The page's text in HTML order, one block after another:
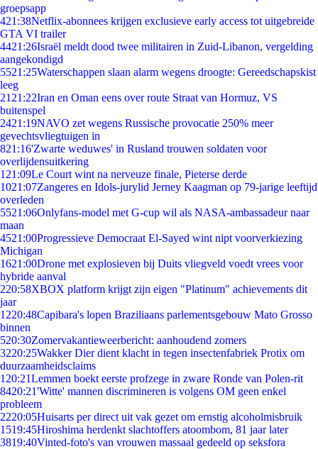
groepsapp
421:38Netflix-abonnees krijgen exclusieve early access tot uitgebreide
GTA VI trailer
4421:26Israël meldt dood twee militairen in Zuid-Libanon, vergelding
aangekondigd
5521:25Waterschappen slaan alarm wegens droogte: Gereedschapskist
leeg
21 21:22Iran en Oman eens over route Straat van Hormuz, VS
buitenspel
2421:19NAVO zet wegens Russische provocatie 250% meer
gevechtsvliegtuigen in
821:16'Zwarte weduwes' in Rusland trouwen soldaten voor
overlijdensuitkering
1 21:09Le Court wint na nerveuze finale, Pieterse derde
1021:07Zangeres en Idols-jurylid Jerney Kaagman op 79-jarige leeftijd
overleden
5521:06Onlyfans-model met G-cup wil als NASA-ambassadeur naar
maan
4521:00Progressieve Democraat El-Sayed wint nipt voorverkiezing
Michigan
1621:00Drone met explosieven bij Duits vliegveld voedt vrees voor
hybride aanval
220:58XBOX platform krijgt zijn eigen "Platinum" achievements dit
jaar
1220:48Capibara's lopen Braziliaans parlementsgebouw Mato Grosso
binnen
520:30Zomervakantieweerbericht: aanhoudend zomers
3220:25Wakker Dier dient klacht in tegen insectenfabriek Protix om
duurzaamheidsclaims
1 20:21Lemmen boekt eerste profzege in zware Ronde van Polen-rit
8420:21'Witte' mannen discrimineren is volgens OM geen enkel
probleem
2220:05Huisarts per direct uit vak gezet om ernstig alcoholmisbruik
1519:45Hiroshima herdenkt slachtoffers atoombom, 81 jaar later
3819:40Vinted-foto's van vrouwen massaal gedeeld op seksfora